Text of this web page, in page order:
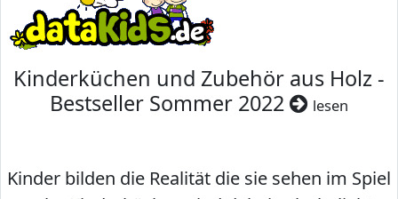
Kinderküchen und Zubehör aus Holz -
Bestseller Sommer 2022
lesen
Kinder bilden die Realität die sie sehen im Spiel